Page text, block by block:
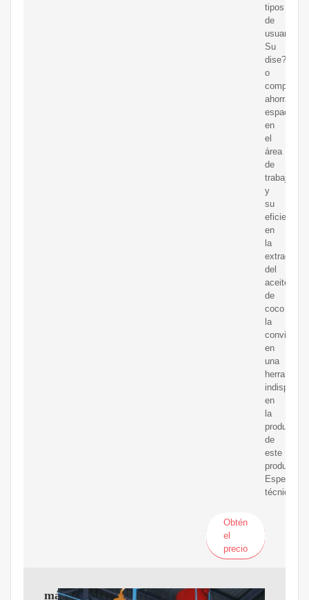
tipos
de
usuarios.
Su
dise?
o
compacto
ahorra
espacio
en
el
área
de
trabajo
y
su
eficiencia
en
la
extracción
del
aceite
de
coco
la
convierte
en
una
en
la
producción
de
este
producto.
técnicas:
Obtén
el
precio
máquina